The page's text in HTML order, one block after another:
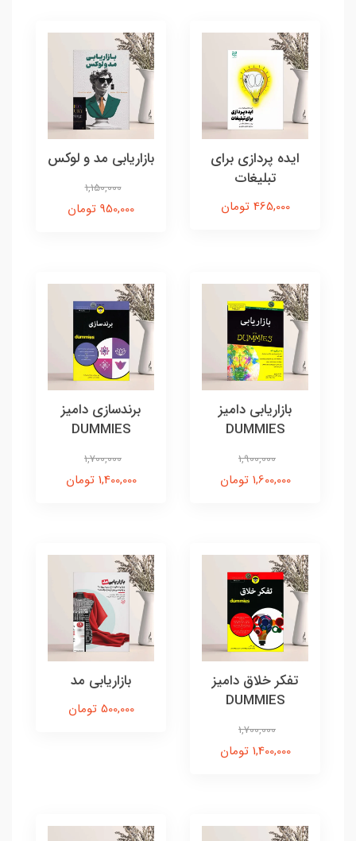
ایده پردازی برای
تبلیغات
465,000 تومان
بازاریابی مد و لوکس
1,150,000
950,000 تومان
بازاریابی دامیز
DUMMIES
1,900,000
1,600,000 تومان
برندسازی دامیز
DUMMIES
1,700,000
1,400,000 تومان
تفکر خلاق دامیز
DUMMIES
1,700,000
1,400,000 تومان
بازاریابی مد
500,000 تومان